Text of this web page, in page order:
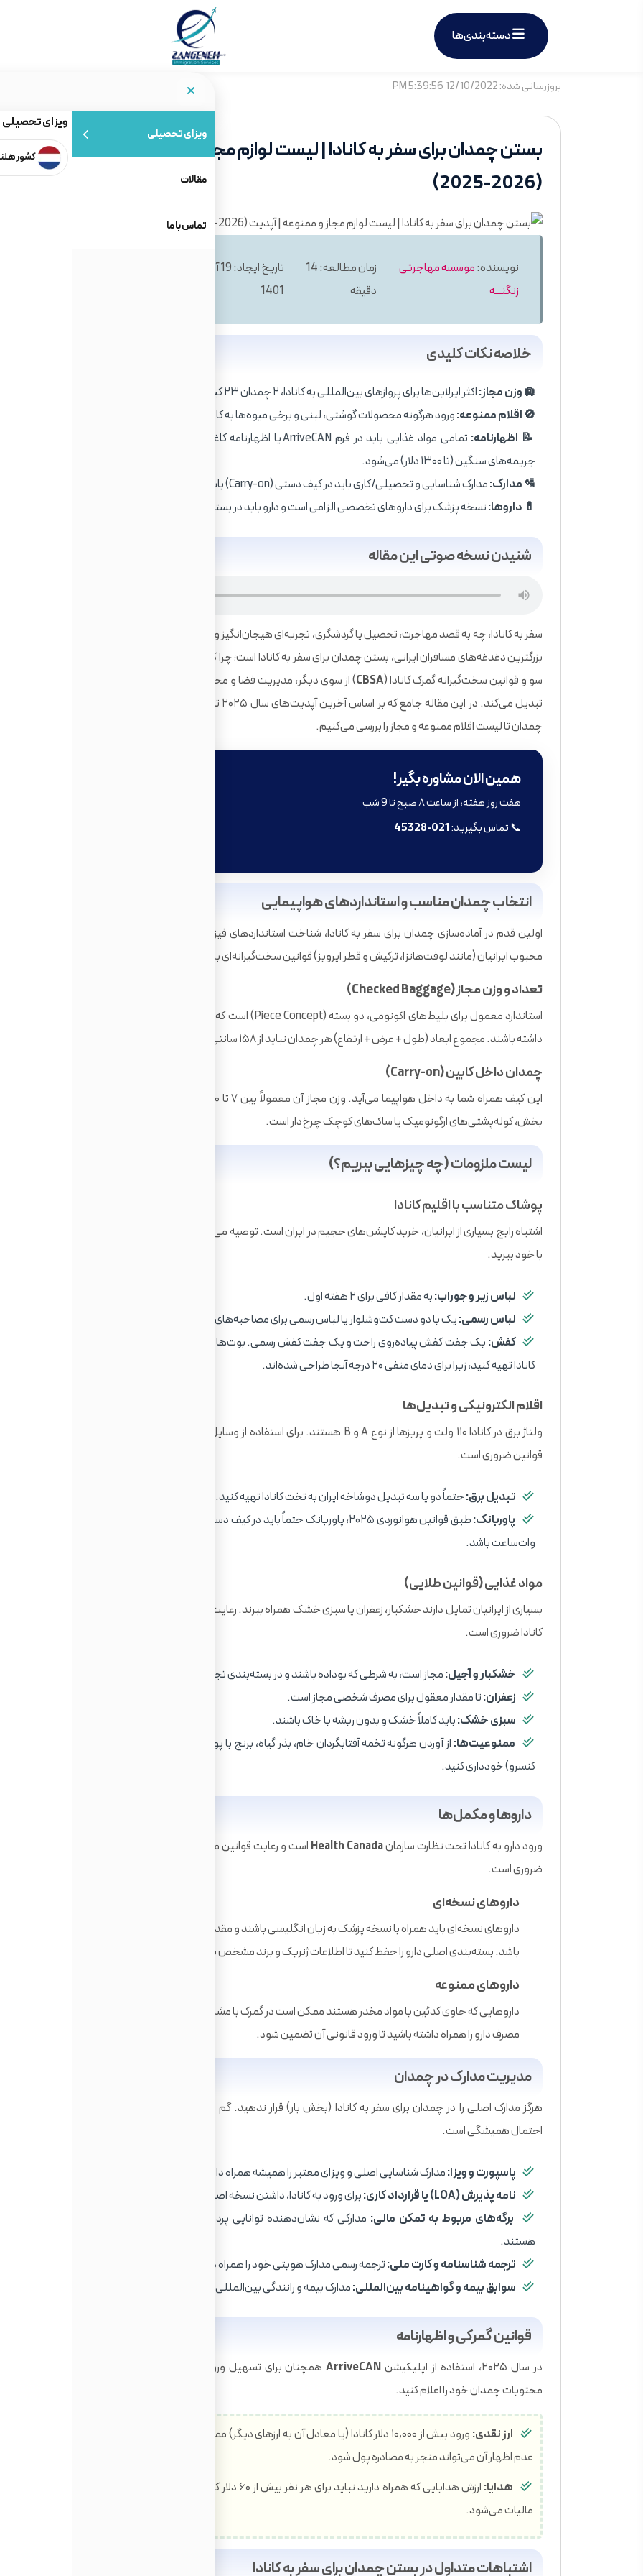
دسته‌بندی‌ها
ویزای تحصیلی
مقالات
تماس با ما
ویزای تحصیلی
کشور
بروزرسانی شده: 12/10/2022 5:39:56 PM
بستن چمدان برای سفر به کانادا | لیست لوازم مجاز و ممنوعه | آپدیت
(2026-2025)
نویسنده:موسسه مهاجرتی
زنگنـــه
زمان مطالعه: 14
دقیقه
تاریخ ایجاد: 19 آذر
1401
خلاصه نکات کلیدی
🛄 وزن مجاز:اکثر ایرلاین‌ها برای پروازهای بین‌المللی به کانادا، ۲ چمدان ۲۳ کیلوگرمی را مجاز می‌دانند.
🚫 اقلام ممنوعه:ورود هرگونه محصولات گوشتی، لبنی و برخی میوه‌ها به کانادا اکیداً ممنوع است.
📝 اظهارنامه:
تمامی مواد غذایی باید در فرم ArriveCAN یا اظهارنامه کاغذی اعلام شوند؛ عدم اعلام منجر به
جریمه‌های سنگین (تا ۱۳۰۰ دلار) می‌شود.
🛂 مدارک:مدارک شناسایی و تحصیلی/کاری باید در کیف دستی (Carry-on) باشند، نه در چمدان اصلی.
💊 داروها:نسخه پزشک برای داروهای تخصصی الزامی است و دارو باید در بسته‌بندی اصلی باشد.
شنیدن نسخه صوتی این مقاله
سفر به کانادا، چه به قصد مهاجرت، تحصیل یا گردشگری، تجربه‌ای هیجان‌انگیز و در عین حال چالش‌برانگیز است. یکی از
بزرگترین دغدغه‌های مسافران ایرانی، بستن چمدان برای سفر به کانادا است؛ چرا که محدودیت‌های وزنی ایرلاین‌ها از یک
سو و قوانین سخت‌گیرانه گمرک کانادا (CBSA) از سوی دیگر، مدیریت فضا و محتویات چمدان را به یک پروژه مهندسی
تبدیل می‌کند. در این مقاله جامع که بر اساس آخرین آپدیت‌های سال ۲۰۲۵ تدوین شده، تمامی جزئیات لازم از ابعاد
چمدان تا لیست اقلام ممنوعه و مجاز را بررسی می‌کنیم.
همین الان مشاوره بگیر!
هفت روز هفته، از ساعت ۸ صبح تا 9 شب
📞 تماس بگیرید:021-45328
انتخاب چمدان مناسب و استانداردهای هواپیمایی
محبوب ایرانیان (مانند لوفت‌هانزا، ترکیش و قطر ایرویز) قوانین سخت‌گیرانه‌ای برای ابعاد دارند.
تعداد و وزن مجاز (Checked Baggage)
داشته باشند. مجموع ابعاد (طول + عرض + ارتفاع) هر چمدان نباید از ۱۵۸ سانتی‌متر تجاوز کند.
چمدان داخل کابین (Carry-on)
بخش، کوله‌پشتی‌های ارگونومیک یا ساک‌های کوچک چرخ‌دار است.
لیست ملزومات (چه چیزهایی ببریم؟)
پوشاک متناسب با اقلیم کانادا
با خود ببرید.
لباس زیر و جوراب:به مقدار کافی برای ۲ هفته اول.
لباس رسمی:یک یا دو دست کت‌وشلوار یا لباس رسمی برای مصاحبه‌های کاری یا دانشگاهی.
کفش: یک جفت کفش پیاده‌روی راحت و یک جفت کفش رسمی. بوت‌های سنگین زمستانی را بهتر است از خود
کانادا تهیه کنید، زیرا برای دمای منفی ۲۰ درجه آنجا طراحی شده‌اند.
اقلام الکترونیکی و تبدیل‌ها
ولتاژ برق در کانادا ۱۱۰ ولت و پریزها از نوع A و B هستند. برای استفاده از وسایل الکترونیکی خود، آماده‌سازی و رعایت
قوانین ضروری است.
تبدیل برق:حتماً دو یا سه تبدیل دوشاخه ایران به تخت کانادا تهیه کنید.
پاوربانک:
وات‌ساعت باشد.
مواد غذایی (قوانین طلایی)
بسیاری از ایرانیان تمایل دارند خشکبار، زعفران یا سبزی خشک همراه ببرند. رعایت قوانین گمرکی برای ورود مواد غذایی به
کانادا ضروری است.
خشکبار و آجیل:مجاز است، به شرطی که بوداده باشند و در بسته‌بندی تجاری قرار داشته باشند.
زعفران:تا مقدار معقول برای مصرف شخصی مجاز است.
سبزی خشک:باید کاملاً خشک و بدون ریشه یا خاک باشند.
ممنوعیت‌ها: از آوردن هرگونه تخمه آفتابگردان خام، بذر گیاه، برنج با پوست و محصولات حاوی گوشت (حتی
کنسرو) خودداری کنید.
داروها و مکمل‌ها
ورود دارو به کانادا تحت نظارت سازمانHealth Canada است و رعایت قوانین مربوطه برای جلوگیری از مشکلات گمرکی
ضروری است.
داروهای نسخه‌ای
باشد. بسته‌بندی اصلی دارو را حفظ کنید تا اطلاعات ژنریک و برند مشخص باشد.
داروهای ممنوعه
داروهایی که حاوی کدئین یا مواد مخدر هستند ممکن است در گمرک با مشکل مواجه شوند. حتماً نسخه و دلیل
مصرف دارو را همراه داشته باشید تا ورود قانونی آن تضمین شود.
مدیریت مدارک در چمدان
هرگز مدارک اصلی را در چمدان برای سفر به کانادا (بخش بار) قرار ندهید. گم شدن چمدان در پروازهای ترانزیتی یک
احتمال همیشگی است.
پاسپورت و ویزا:مدارک شناسایی اصلی و ویزای معتبر را همیشه همراه داشته باشید.
نامه پذیرش (LOA) یا قرارداد کاری:
برای ورود به کانادا، داشتن نسخه اصلی این مدارک ضروری است.
برگه‌های مربوط به تمکن مالی: مدارکی که نشان‌دهنده توانایی پرداخت هزینه‌های اقامت و زندگی شما
هستند.
ترجمه شناسنامه و کارت ملی:ترجمه رسمی مدارک هویتی خود را همراه داشته باشید.
سوابق بیمه و گواهینامه بین‌المللی:مدارک بیمه و رانندگی بین‌المللی برای هرگونه نیاز ضروری و مفید است.
قوانین گمرکی و اظهارنامه
در سال ۲۰۲۵، استفاده از اپلیکیشن ArriveCANهمچنان برای تسهیل ورود توصیه می‌شود. شما باید صادقانه
محتویات چمدان خود را اعلام کنید.
ارز نقدی:
ورود بیش از ۱۰,۰۰۰ دلار کانادا (یا معادل آن به ارزهای دیگر) ممنوع نیست، اما حتماً باید اظهار شود.
عدم اظهار آن می‌تواند منجر به مصادره پول شود.
هدایا:
ارزش هدایایی که همراه دارید نباید برای هر نفر بیش از ۶۰ دلار کانادا باشد، در غیر این صورت مشمول
مالیات می‌شود.
اشتباهات متداول در بستن چمدان برای سفر به کانادا